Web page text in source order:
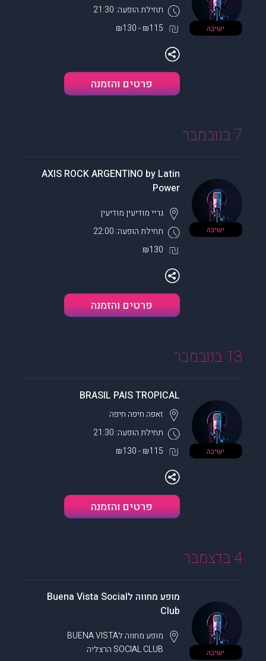
ישיבה
תחילת הופעה: 21:30
₪115 - ₪130
פרטים והזמנה
7 בנובמבר
ישיבה
AXIS ROCK ARGENTINO by Latin
Power
תחילת הופעה: 22:00
גריי מודיעין מודיעין
₪130
פרטים והזמנה
13 בנובמבר
ישיבה
BRASIL PAIS TROPICAL
תחילת הופעה: 21:30
זאפה חיפה חיפה
₪115 - ₪130
פרטים והזמנה
4 בדצמבר
ישיבה
מופע מחווה לBuena Vista Social
Club
מופע מחווה לBUENA VISTA
SOCIAL CLUB הרצליה